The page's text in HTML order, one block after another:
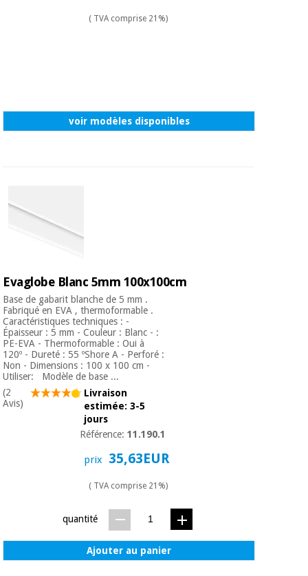
( TVA comprise 21%)
voir modèles disponibles
Evaglobe Blanc 5mm 100x100cm
Base de gabarit blanche de 5 mm .
Fabriqué en EVA , thermoformable .
Caractéristiques techniques : -
Épaisseur : 5 mm - Couleur : Blanc - :
PE-EVA - Thermoformable : Oui à
120º - Dureté : 55 ºShore A - Perforé :
Non - Dimensions : 100 x 100 cm -
Utiliser: Modèle de base ...
(2
Avis)
Livraison
estimée: 3-5
jours
Référence:11.190.1
prix 35,63EUR
( TVA comprise 21%)
quantité
Ajouter au panier